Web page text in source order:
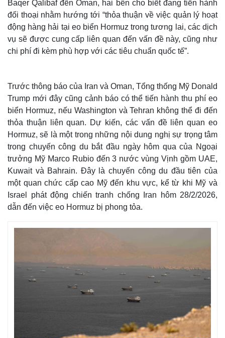
Quan sát
Cuộc sống đó đây
Hồ sơ
Video
Ảnh
E-Magazine
Infographic
Baqer Qalibaf đến Oman, hai bên cho biết đang tiến hành
đối thoại nhằm hướng tới “thỏa thuận về việc quản lý hoạt
động hàng hải tại eo biển Hormuz trong tương lai, các dịch
vụ sẽ được cung cấp liên quan đến vấn đề này, cũng như
chi phí đi kèm phù hợp với các tiêu chuẩn quốc tế”.
Trước thông báo của Iran và Oman, Tổng thống Mỹ Donald
Trump mới đây cũng cảnh báo có thể tiến hành thu phí eo
biển Hormuz, nếu Washington và Tehran không thể đi đến
thỏa thuận liên quan. Dự kiến, các vấn đề liên quan eo
Hormuz, sẽ là một trong những nội dung nghị sự trọng tâm
trong chuyến công du bắt đầu ngày hôm qua của Ngoại
trưởng Mỹ Marco Rubio đến 3 nước vùng Vịnh gồm UAE,
Kuwait và Bahrain. Đây là chuyến công du đầu tiên của
một quan chức cấp cao Mỹ đến khu vực, kể từ khi Mỹ và
Israel phát động chiến tranh chống Iran hôm 28/2/2026,
dẫn đến việc eo Hormuz bị phong tỏa.